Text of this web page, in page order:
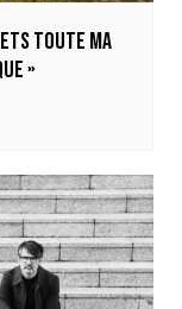
toute ma
»